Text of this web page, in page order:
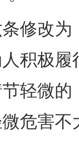
改为
积极
轻微
危害不